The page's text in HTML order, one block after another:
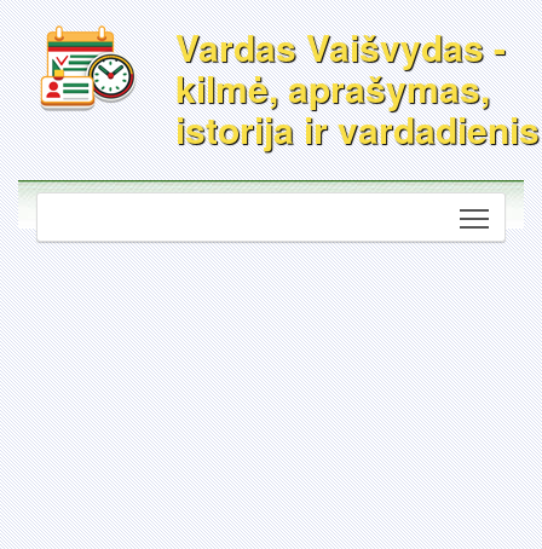
Vardas Vaišvydas -
kilmė, aprašymas,
istorija ir vardadienis